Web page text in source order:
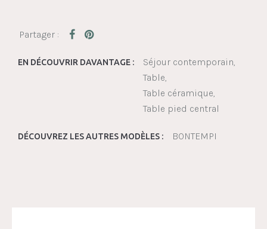
EN DÉCOUVRIR DAVANTAGE :
Séjour contemporain
Table
Table céramique
Table pied central
DÉCOUVREZ LES AUTRES MODÈLES : BONTEMPI